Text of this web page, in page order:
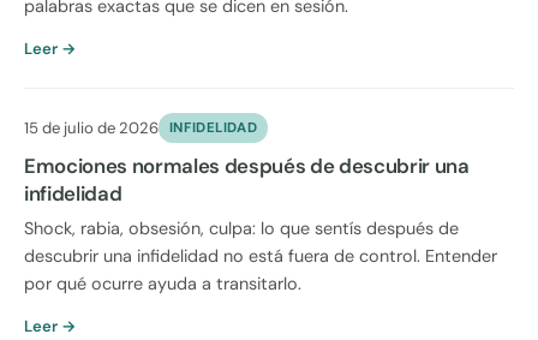
palabras exactas que se dicen en sesión.
Leer →
15 de julio de 2026 INFIDELIDAD
Emociones normales después de descubrir una
infidelidad
Shock, rabia, obsesión, culpa: lo que sentís después de
descubrir una infidelidad no está fuera de control. Entender
por qué ocurre ayuda a transitarlo.
Leer →